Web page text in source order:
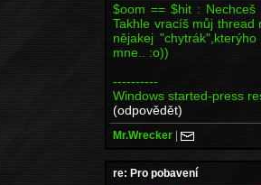
$oom == $hit :
Takhle vracíš můj
nějakej
mne.. :o))
----------
Windows started-press
(odpovědět)
Mr.Wrecker |
re: Pro pobavení